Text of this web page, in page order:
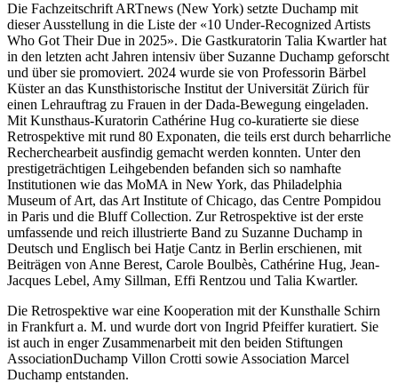
Die Fachzeitschrift ARTnews (New York) setzte Duchamp mit
dieser Ausstellung in die Liste der «10 Under-Recognized Artists
Who Got Their Due in 2025». Die Gastkuratorin Talia Kwartler hat
in den letzten acht Jahren intensiv über Suzanne Duchamp geforscht
und über sie promoviert. 2024 wurde sie von Professorin Bärbel
Küster an das Kunsthistorische Institut der Universität Zürich für
einen Lehrauftrag zu Frauen in der Dada-Bewegung eingeladen.
Mit Kunsthaus-Kuratorin Cathérine Hug co-kuratierte sie diese
Retrospektive mit rund 80 Exponaten, die teils erst durch beharrliche
Recherchearbeit ausfindig gemacht werden konnten. Unter den
prestigeträchtigen Leihgebenden befanden sich so namhafte
Institutionen wie das MoMA in New York, das Philadelphia
Museum of Art, das Art Institute of Chicago, das Centre Pompidou
in Paris und die Bluff Collection. Zur Retrospektive ist der erste
umfassende und reich illustrierte Band zu Suzanne Duchamp in
Deutsch und Englisch bei Hatje Cantz in Berlin erschienen, mit
Beiträgen von Anne Berest, Carole Boulbès, Cathérine Hug, Jean-
Jacques Lebel, Amy Sillman, Effi Rentzou und Talia Kwartler.
Die Retrospektive war eine Kooperation mit der Kunsthalle Schirn
in Frankfurt a. M. und wurde dort von Ingrid Pfeiffer kuratiert. Sie
ist auch in enger Zusammenarbeit mit den beiden Stiftungen
AssociationDuchamp Villon Crotti sowie Association Marcel
Duchamp entstanden.